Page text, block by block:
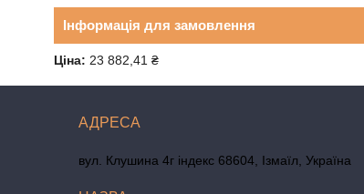
Інформація для замовлення
Ціна: 23 882,41 ₴
вул. Клушина 4г індекс 68604, Ізмаїл, Україна